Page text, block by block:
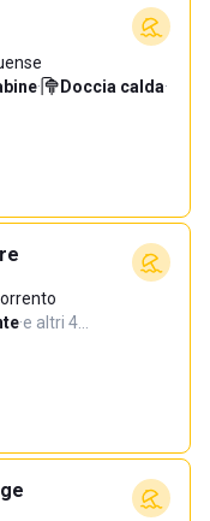
· Doccia calda·
·e altri 4…